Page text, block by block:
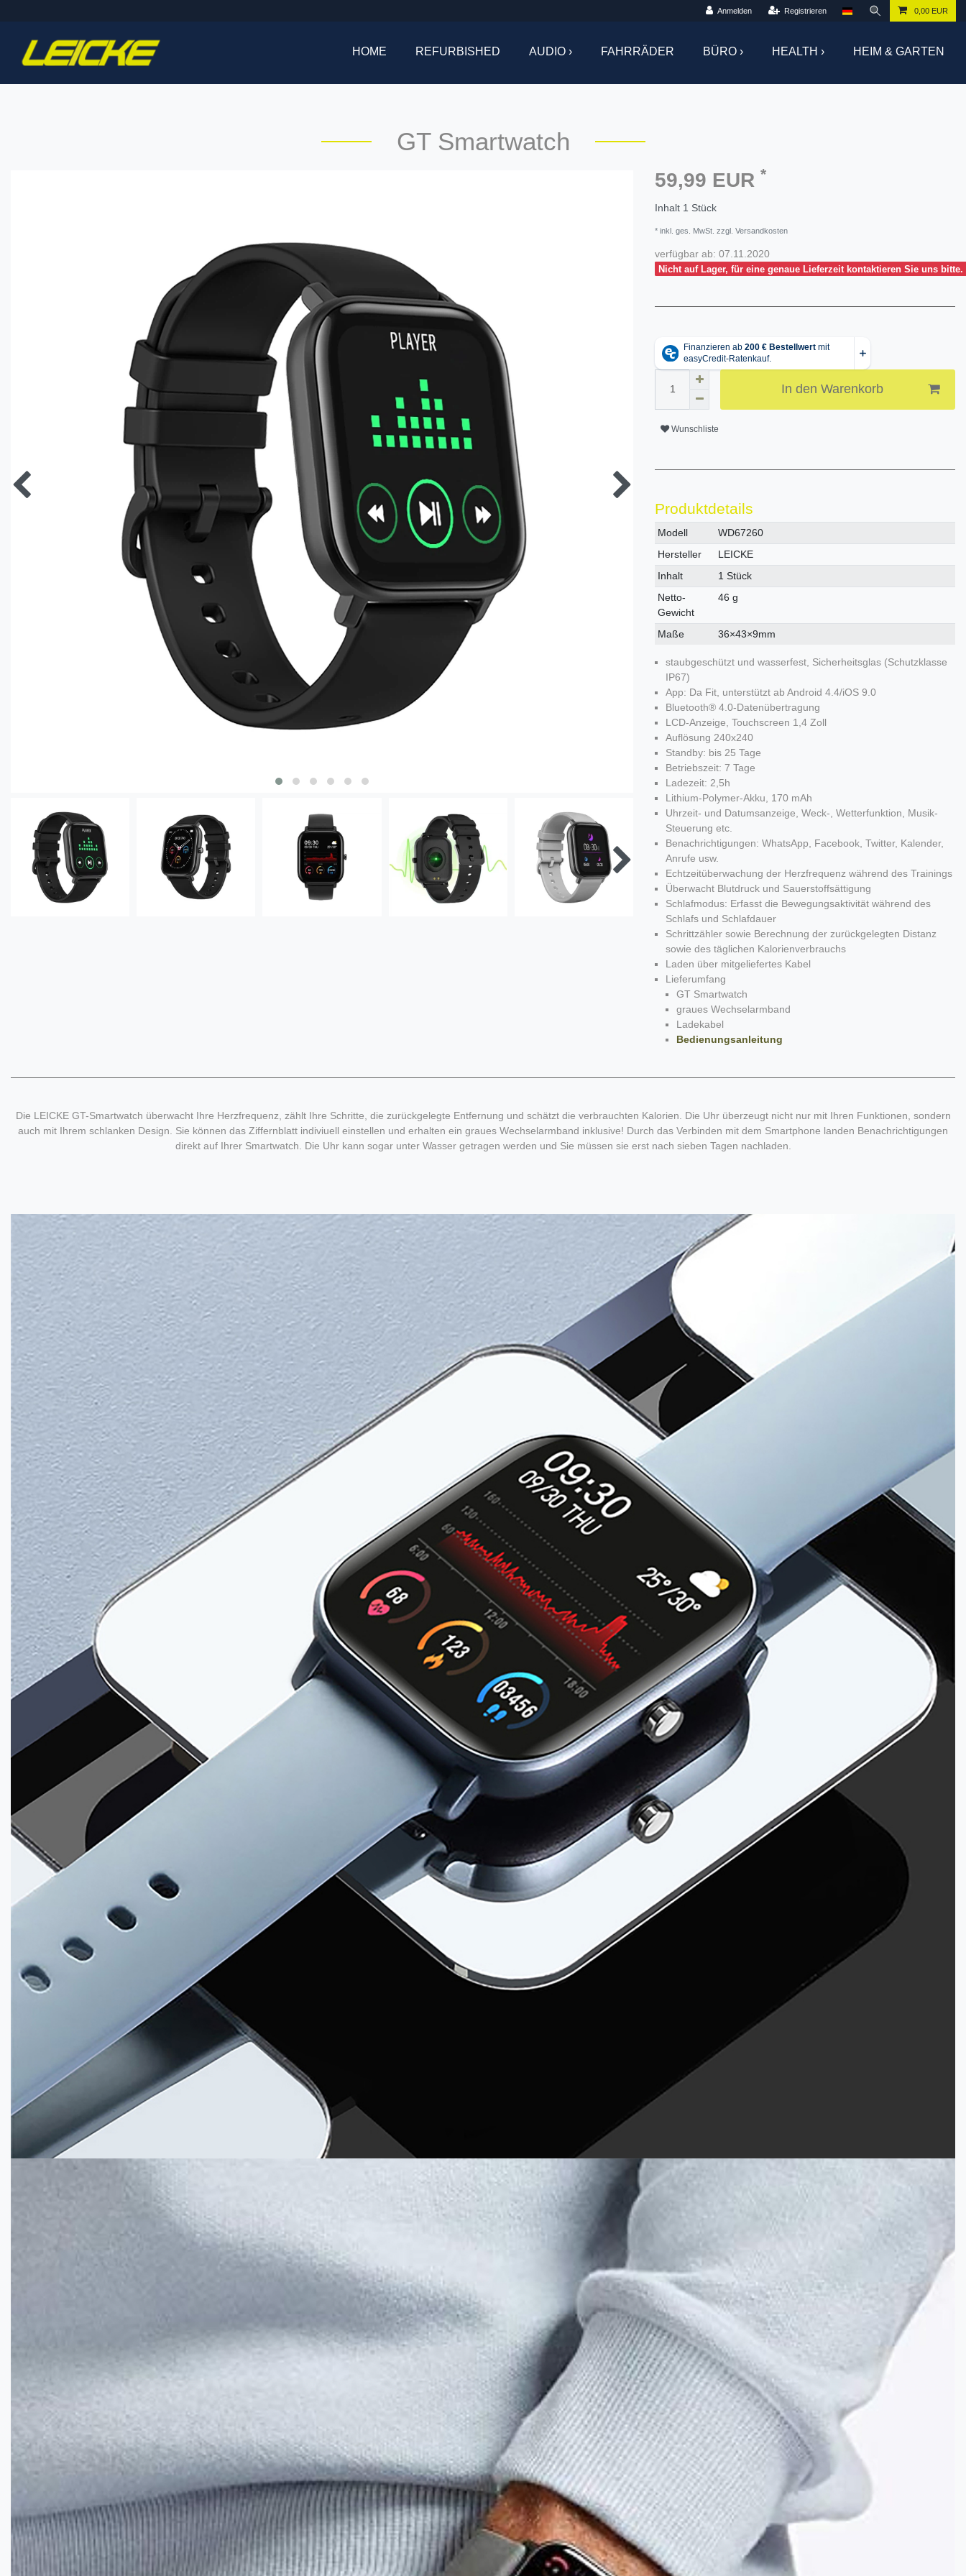
Anmelden Registrieren 0,00 EUR
HOME REFURBISHED AUDIO › FAHRRÄDER BÜRO › HEALTH › HEIM & GARTEN
GT Smartwatch
59,99 EUR *
Inhalt 1 Stück
* inkl. ges. MwSt. zzgl. Versandkosten
verfügbar ab: 07.11.2020
Nicht auf Lager, für eine genaue Lieferzeit kontaktieren Sie uns bitte.
In den Warenkorb
Wunschliste
Produktdetails
Technisches
Merkmal
Wert
Modell
WD67260
Hersteller
LEICKE
Inhalt
1 Stück
Netto-
Gewicht
46 g
Maße 36×43×9mm
staubgeschützt und wasserfest, Sicherheitsglas (Schutzklasse
IP67)
App: Da Fit, unterstützt ab Android 4.4/iOS 9.0
Bluetooth® 4.0-Datenübertragung
LCD-Anzeige, Touchscreen 1,4 Zoll
Auflösung 240x240
Standby: bis 25 Tage
Betriebszeit: 7 Tage
Ladezeit: 2,5h
Lithium-Polymer-Akku, 170 mAh
Uhrzeit- und Datumsanzeige, Weck-, Wetterfunktion, Musik-
Steuerung etc.
Benachrichtigungen: WhatsApp, Facebook, Twitter, Kalender,
Anrufe usw.
Echtzeitüberwachung der Herzfrequenz während des Trainings
Überwacht Blutdruck und Sauerstoffsättigung
Schlafmodus: Erfasst die Bewegungsaktivität während des
Schlafs und Schlafdauer
Schrittzähler sowie Berechnung der zurückgelegten Distanz
sowie des täglichen Kalorienverbrauchs
Laden über mitgeliefertes Kabel
Lieferumfang
GT Smartwatch
graues Wechselarmband
Ladekabel
Bedienungsanleitung
Die LEICKE GT-Smartwatch überwacht Ihre Herzfrequenz, zählt Ihre Schritte, die zurückgelegte Entfernung und schätzt die verbrauchten Kalorien. Die Uhr überzeugt nicht nur mit Ihren Funktionen, sondern
auch mit Ihrem schlanken Design. Sie können das Ziffernblatt indiviuell einstellen und erhalten ein graues Wechselarmband inklusive! Durch das Verbinden mit dem Smartphone landen Benachrichtigungen
direkt auf Ihrer Smartwatch. Die Uhr kann sogar unter Wasser getragen werden und Sie müssen sie erst nach sieben Tagen nachladen.